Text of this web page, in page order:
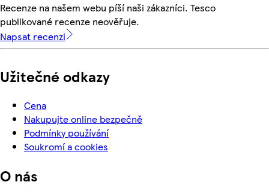
Recenze na našem webu píší naši zákazníci. Tesco
publikované recenze neověřuje.
Napsat recenzi
Užitečné odkazy
Cena
Nakupujte online bezpečně
Podmínky používání
Soukromí a cookies
O nás